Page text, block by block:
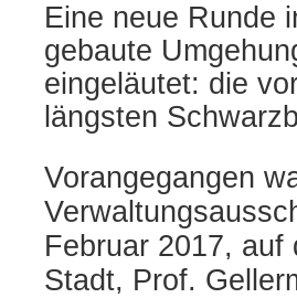
Eine neue Runde
gebaute
eingeläutet: die
längsten
Vorangegangen
Februar 2017,
Stadt, Prof.